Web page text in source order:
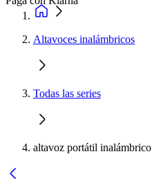
Altavoces inalámbricos
Todas las series
altavoz portátil inalámbrico